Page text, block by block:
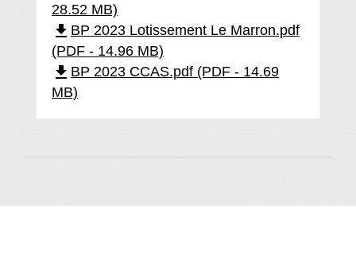
28.52 MB)
file_download BP 2023 Lotissement Le Marron.pdf
(PDF - 14.96 MB)
file_download BP 2023 CCAS.pdf (PDF - 14.69
MB)